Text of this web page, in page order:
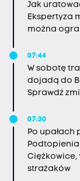
Jak
Ekspertyza
można
07:44
W sobotę
dojadą do
Sprawdź
07:30
Po upałach
Ciężkowice,
strażaków